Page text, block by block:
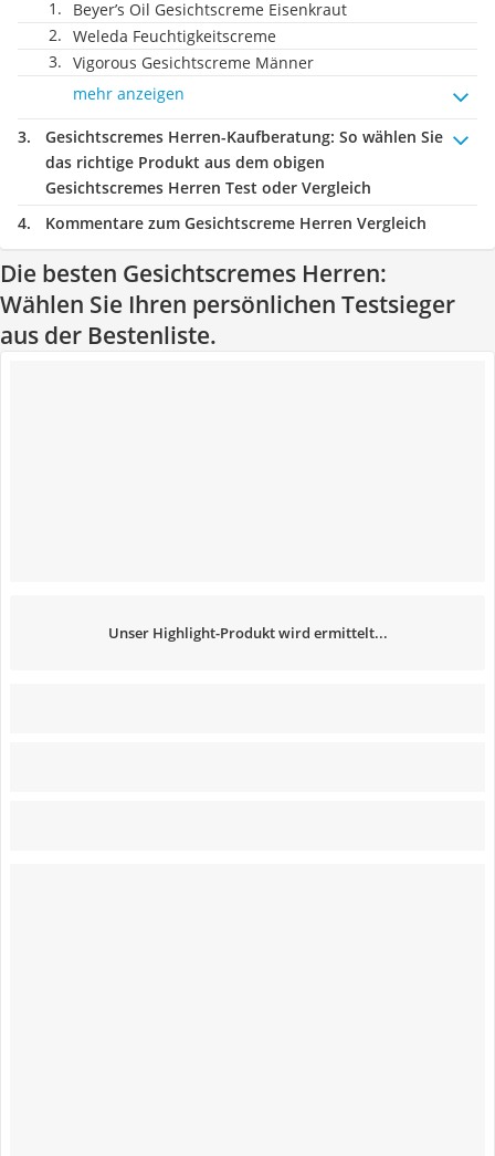
Beyer’s Oil Gesichtscreme Eisenkraut
Weleda Feuchtigkeitscreme
Vigorous Gesichtscreme Männer
mehr anzeigen
Gesichtscremes Herren-Kaufberatung: So wählen Sie
das richtige Produkt aus dem obigen
Gesichtscremes Herren Test oder Vergleich
Kommentare zum Gesichtscreme Herren Vergleich
Die besten Gesichtscremes Herren:
Wählen Sie Ihren persönlichen Testsieger
aus der Bestenliste.
Unser Highlight-Produkt wird ermittelt...